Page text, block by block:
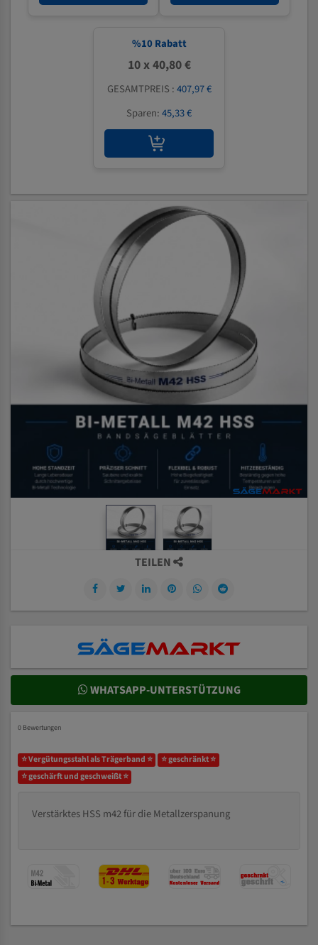
%10 Rabatt
10 x 40,80 €
GESAMTPREIS :407,97 €
Sparen:45,33 €
TEILEN
WHATSAPP-UNTERSTÜTZUNG
0 Bewertungen
⭐ Vergütungsstahl als Trägerband ⭐
⭐ geschränkt ⭐
⭐ geschärft und geschweißt ⭐
Verstärktes HSS m42 für die Metallzerspanung